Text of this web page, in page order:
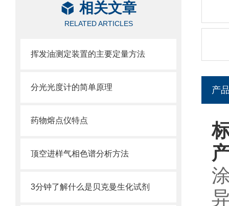
相关文章
RELATED ARTICLES
挥发油测定装置的主要定量方法
分光光度计的简单原理
药物熔点仪特点
顶空进样气相色谱分析方法
3分钟了解什么是贝克曼生化试剂
产